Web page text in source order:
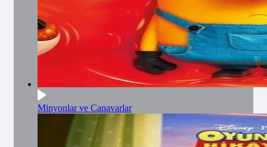
Minyonlar ve Canavarlar